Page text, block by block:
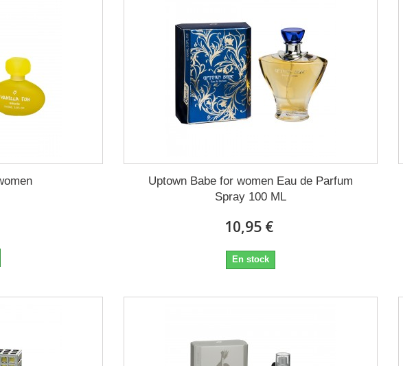
Uptown Babe for women Eau de Parfum
Spray 100 ML
10,95 €
En stock